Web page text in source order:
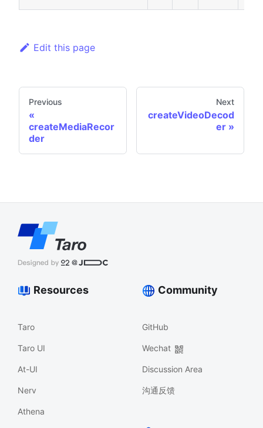
Edit this page
Previous
createMediaRecor
der
Next
createVideoDecod
er
Resources
Taro
Taro UI
At-UI
Nerv
Athena
Community
GitHub
Wechat
Discussion Area
沟通反馈